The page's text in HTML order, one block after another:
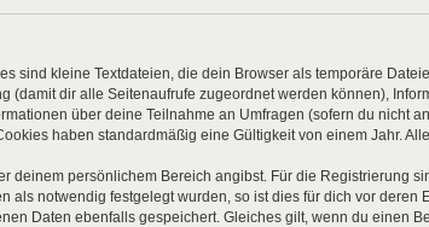
sind kleine Textdateien, die dein Browser als temporäre
dir alle Seitenaufrufe zugeordnet werden können),
über deine Teilnahme an Umfragen (sofern du nicht
haben standardmäßig eine Gültigkeit von einem Jahr.
persönlichem Bereich angibst. Für die Registrierung
notwendig festgelegt wurden, so ist dies für dich vor deren
Daten ebenfalls gespeichert. Gleiches gilt, wenn du einen